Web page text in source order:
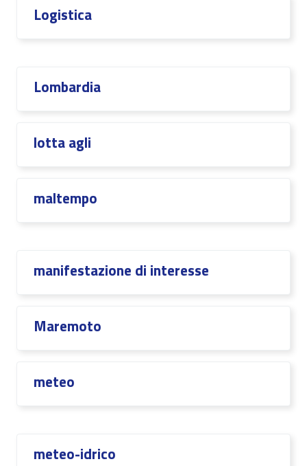
Logistica
Lombardia
lotta agli
maltempo
manifestazione di interesse
Maremoto
meteo
meteo-idrico